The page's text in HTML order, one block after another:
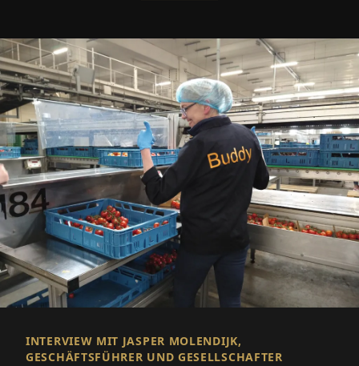
INTERVIEW MIT JASPER MOLENDIJK,
GESCHÄFTSFÜHRER UND GESELLSCHAFTER